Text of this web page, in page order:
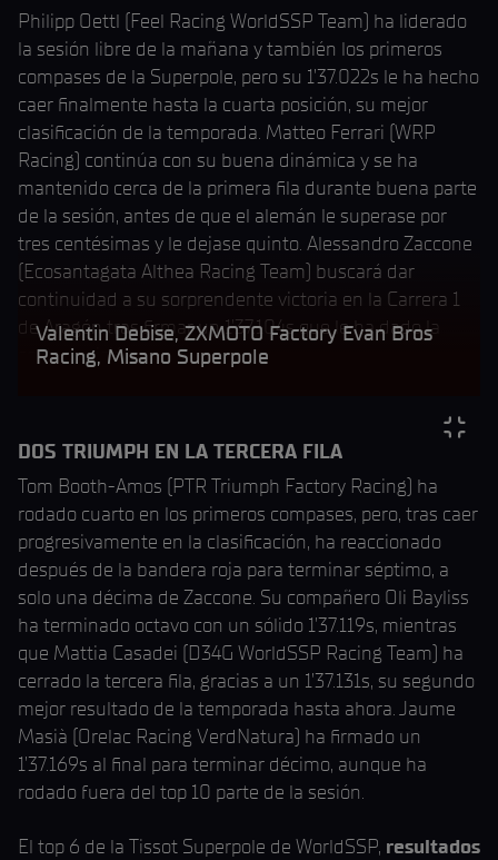
Philipp Oettl (Feel Racing WorldSSP Team) ha liderado
la sesión libre de la mañana y también los primeros
compases de la Superpole, pero su 1’37.022s le ha hecho
caer finalmente hasta la cuarta posición, su mejor
clasificación de la temporada. Matteo Ferrari (WRP
Racing) continúa con su buena dinámica y se ha
mantenido cerca de la primera fila durante buena parte
de la sesión, antes de que el alemán le superase por
tres centésimas y le dejase quinto. Alessandro Zaccone
(Ecosantagata Althea Racing Team) buscará dar
continuidad a su sorprendente victoria en la Carrera 1
de Aragón tras firmar un 1’37.104s que le ha dado la
sexta posición.
Valentin Debise, ZXMOTO Factory Evan Bros
Racing, Misano Superpole
DOS TRIUMPH EN LA TERCERA FILA
Tom Booth-Amos (PTR Triumph Factory Racing) ha
rodado cuarto en los primeros compases, pero, tras caer
progresivamente en la clasificación, ha reaccionado
después de la bandera roja para terminar séptimo, a
solo una décima de Zaccone. Su compañero Oli Bayliss
ha terminado octavo con un sólido 1’37.119s, mientras
que Mattia Casadei (D34G WorldSSP Racing Team) ha
cerrado la tercera fila, gracias a un 1’37.131s, su segundo
mejor resultado de la temporada hasta ahora. Jaume
Masià (Orelac Racing VerdNatura) ha firmado un
1’37.169s al final para terminar décimo, aunque ha
rodado fuera del top 10 parte de la sesión.
El top 6 de la Tissot Superpole de WorldSSP, resultados